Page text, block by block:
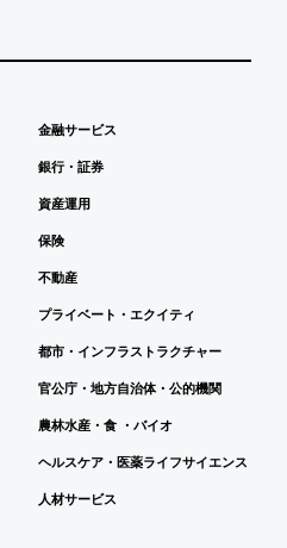
金融サービス
銀行・証券
資産運用
保険
不動産
プライベート・エクイティ
都市・インフラストラクチャー
官公庁・地方自治体・公的機関
農林水産・食 ・バイオ
ヘルスケア・医薬ライフサイエンス
人材サービス